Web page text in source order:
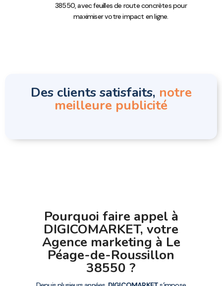
38550, avec feuilles de route concrètes pour
maximiser votre impact en ligne.
Des clients satisfaits, notre
meilleure publicité
Pourquoi faire appel à
DIGICOMARKET, votre
Agence marketing à Le
Péage-de-Roussillon
38550 ?